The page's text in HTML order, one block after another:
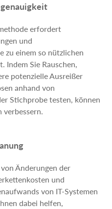
erfordert
und
zu einem so nützlichen
Indem Sie Rauschen,
potenzielle Ausreißer
anhand von
Stichprobe testen, können
verbessern.
Änderungen der
und
von IT-Systemen
dabei helfen,